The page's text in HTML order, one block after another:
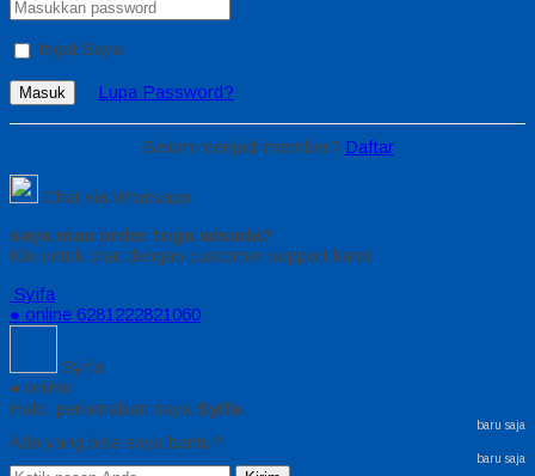
Ingat Saya
Masuk Lupa Password?
Belum menjadi member? Daftar
Chat via Whatsapp
saya mau order toga wisuda?
Klik untuk chat dengan customer support kami
Syifa
● online 6281222821060
Syifa
● online
Halo, perkenalkan saya Syifa
baru saja
Ada yang bisa saya bantu?
baru saja